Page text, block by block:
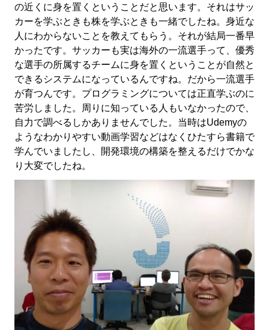
の近くに身を置くということだと思います。それはサッ
カーを学ぶときも株を学ぶときも一緒でしたね。身近な
人にわからないことを教えてもらう。それが結局一番早
かったです。サッカーも実は海外の一流選手って、優秀
な選手の所属するチームに身を置くということが自然と
できるシステムになっているんですね。だから一流選手
が育つんです。プログラミングについては正直学ぶのに
苦労しました。周りに知っている人もいなかったので、
自力で調べるしかありませんでした。当時はUdemyの
ようなわかりやすい動画学習などはなくひたすら書籍で
学んでいましたし、開発環境の構築を整えるだけでかな
り大変でしたね。